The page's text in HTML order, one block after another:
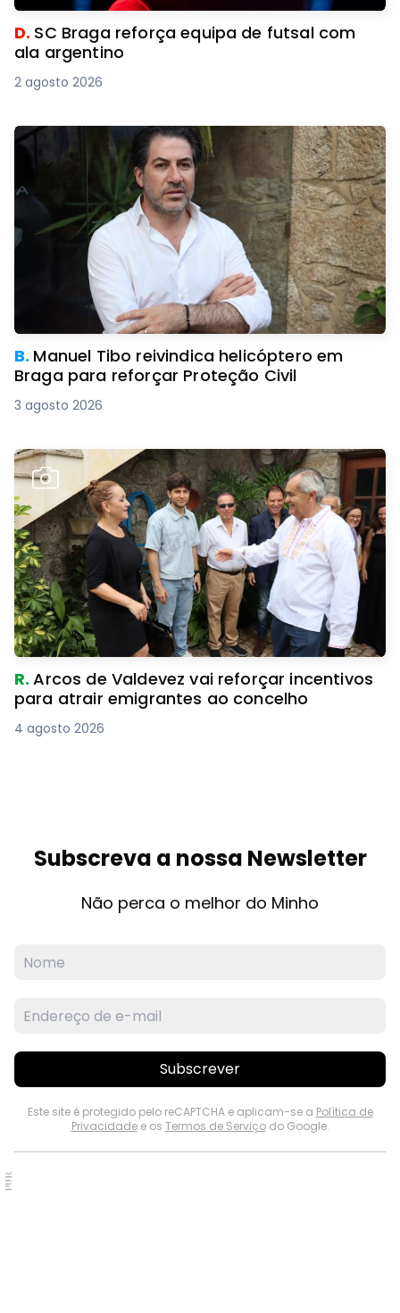
D. SC Braga reforça equipa de futsal com
ala argentino
2 agosto 2026
B. Manuel Tibo reivindica helicóptero em
Braga para reforçar Proteção Civil
3 agosto 2026
R.Arcos de Valdevez vai reforçar incentivos
para atrair emigrantes ao concelho
4 agosto 2026
Subscreva a nossa Newsletter
Não perca o melhor do Minho
Subscrever
Este site é protegido pelo reCAPTCHA e aplicam-se a Política de
Privacidadee os Termos de Serviçodo Google.
PUB.